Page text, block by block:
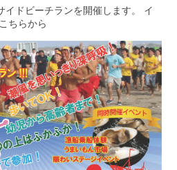
イドビーチランを開催します。 イ
ちらから